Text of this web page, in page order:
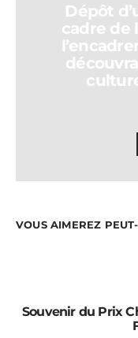
Dépôt
cadre de
VOUS AIMEREZ
Souvenir du Prix